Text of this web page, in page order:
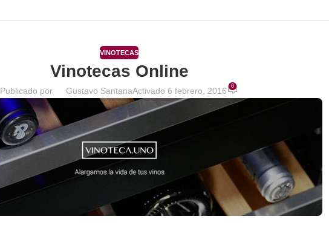
VINOTECAS
Vinotecas Online
Publicado por Gustavo SantanaActivado 6 febrero, 2016 0